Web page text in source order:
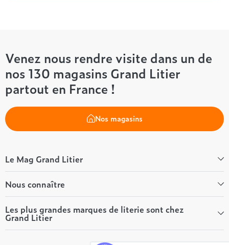
Venez nous rendre visite dans un de
nos 130 magasins Grand Litier
partout en France !
Nos magasins
Le Mag Grand Litier
Bien-être
Conseils literie
Tous les articles du Mag
Tous nos guides
Nous connaître
Qui sommes-nous ?
Nos valeurs
Nos engagements
Les plus grandes marques de literie sont chez
Grand Litier